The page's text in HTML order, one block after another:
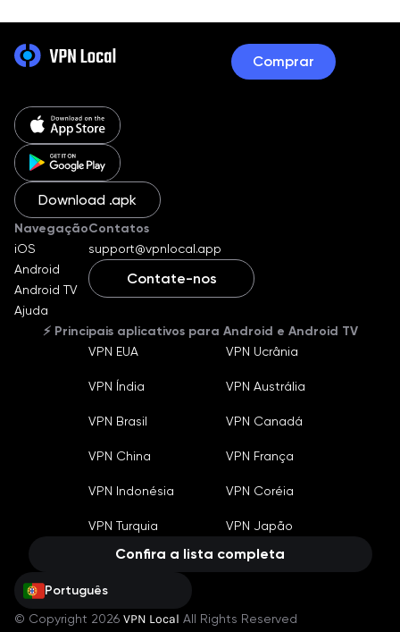
Download .apk
Navegação
iOS
Android
Android TV
Ajuda
⚡️ Principais aplicativos para Android e Android TV
VPN EUA VPN Ucrânia
VPN Índia VPN Austrália
VPN Brasil VPN Canadá
VPN China VPN França
VPN Indonésia VPN Coréia
VPN Turquia VPN Japão
Confira a lista completa
Contatos
support@vpnlocal.app
Contate-nos
Comprar
Português
Ukraine
Russian
Machine translate
Español
Bahasa Indonesia
Français
Machine translate
Machine translate
Machine translate
China
Machine translate
© Copyright 2026 VPN Local All Rights Reserved